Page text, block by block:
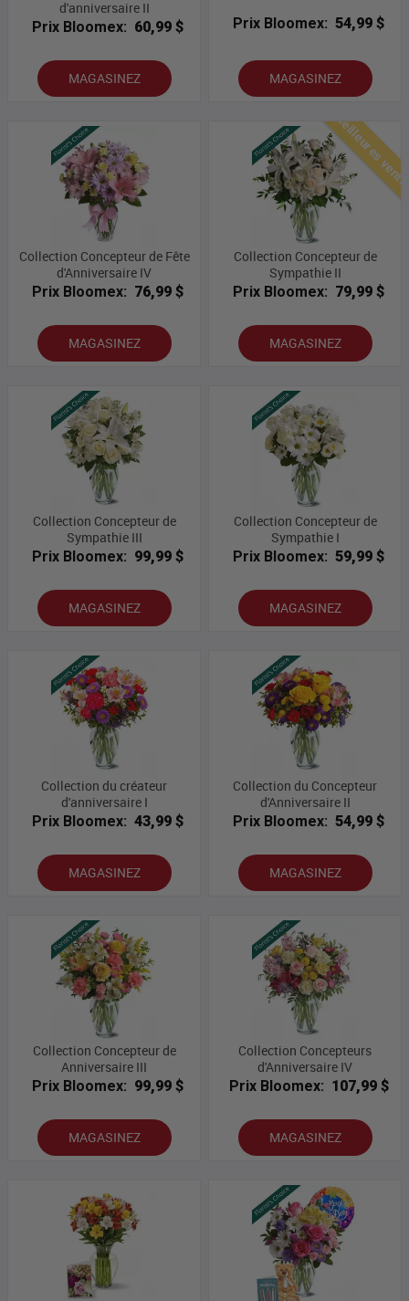
d'anniversaire II
Prix Bloomex: 60,99 $
MAGASINEZ
Prix Bloomex: 54,99 $
MAGASINEZ
Collection Concepteur de Fête
d'Anniversaire IV
Prix Bloomex: 76,99 $
MAGASINEZ
Meilleures
Collection Concepteur de
Sympathie II
Prix Bloomex: 79,99 $
MAGASINEZ
Collection Concepteur de
Sympathie III
Prix Bloomex: 99,99 $
MAGASINEZ
Collection Concepteur de
Sympathie I
Prix Bloomex: 59,99 $
MAGASINEZ
Collection du créateur
d'anniversaire I
Prix Bloomex: 43,99 $
MAGASINEZ
Collection du Concepteur
d'Anniversaire II
Prix Bloomex: 54,99 $
MAGASINEZ
Collection Concepteur de
Anniversaire III
Prix Bloomex: 99,99 $
MAGASINEZ
Collection Concepteurs
d'Anniversaire IV
Prix Bloomex: 107,99 $
MAGASINEZ